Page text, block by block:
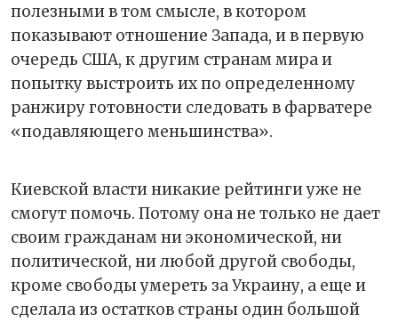
полезными в том смысле, в котором
показывают отношение Запада, и в первую
очередь США, к другим странам мира и
попытку выстроить их по определенному
ранжиру готовности следовать в фарватере
«подавляющего меньшинства».
Киевской власти никакие рейтинги уже не
смогут помочь. Потому она не только не дает
своим гражданам ни экономической, ни
политической, ни любой другой свободы,
кроме свободы умереть за Украину, а еще и
сделала из остатков страны один большой